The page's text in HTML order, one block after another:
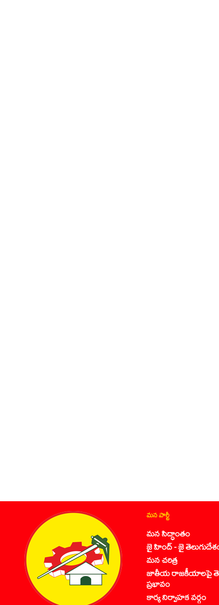
మన పార్టీ
మన సిద్ధాంతం
జై హింద్ - జై
మన చరిత్ర
జాతీయ రాజకీయాలపై
ప్రభావం
కార్య నిర్వాహక వర్గం